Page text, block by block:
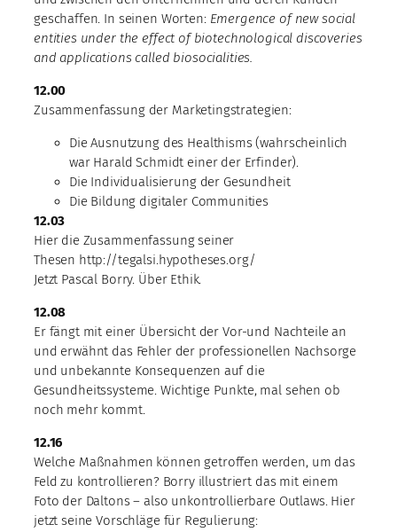
geschaffen. In seinen Worten: Emergence of new social
entities under the effect of biotechnological discoveries
and applications called biosocialities.
12.00
Zusammenfassung der Marketingstrategien:
Die Ausnutzung des Healthisms (wahrscheinlich
war Harald Schmidt einer der Erfinder).
Die Individualisierung der Gesundheit
Die Bildung digitaler Communities
12.03
Hier die Zusammenfassung seiner
Thesen http://tegalsi.hypotheses.org/
Jetzt Pascal Borry. Über Ethik.
12.08
Er fängt mit einer Übersicht der Vor-und Nachteile an
und erwähnt das Fehler der professionellen Nachsorge
und unbekannte Konsequenzen auf die
Gesundheitssysteme. Wichtige Punkte, mal sehen ob
noch mehr kommt.
12.16
Welche Maßnahmen können getroffen werden, um das
Feld zu kontrollieren? Borry illustriert das mit einem
Foto der Daltons – also unkontrollierbare Outlaws. Hier
jetzt seine Vorschläge für Regulierung: